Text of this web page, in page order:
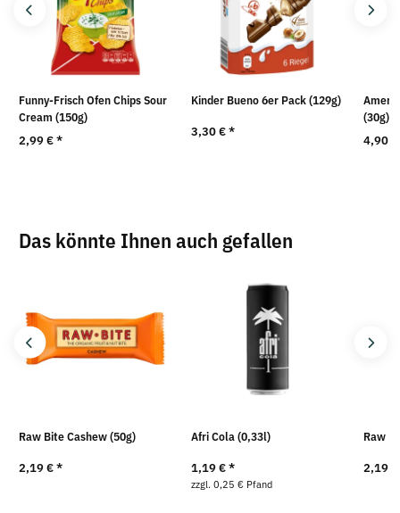
Funny-Frisch Ofen Chips Sour
Cream (150g)
2,99 €*
Kinder Bueno 6er Pack (129g)
3,30 €*
(30g)
4,90 €
Das könnte Ihnen auch gefallen
Raw Bite Cashew (50g)
2,19 €*
Afri Cola (0,33l)
1,19 €*
zzgl. 0,25 € Pfand
Raw
2,19 €